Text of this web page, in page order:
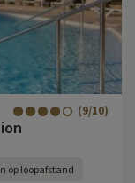
(9/10)
op loopafstand